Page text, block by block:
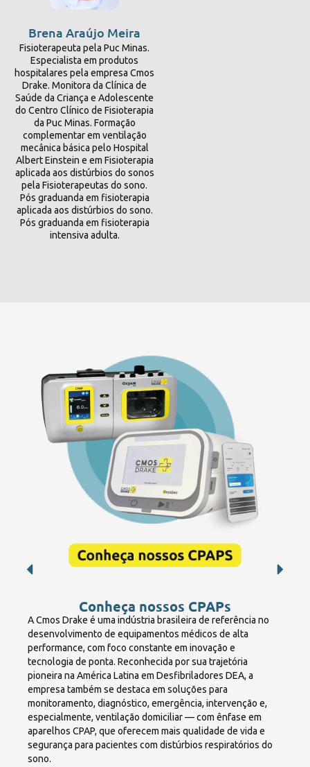
Brena Araújo Meira
Fisioterapeuta pela Puc Minas.
Especialista em produtos
hospitalares pela empresa Cmos
Drake. Monitora da Clínica de
Saúde da Criança e Adolescente
do Centro Clínico de Fisioterapia
da Puc Minas. Formação
complementar em ventilação
mecânica básica pelo Hospital
Albert Einstein e em Fisioterapia
aplicada aos distúrbios do sonos
pela Fisioterapeutas do sono.
Pós graduanda em fisioterapia
aplicada aos distúrbios do sono.
Pós graduanda em fisioterapia
intensiva adulta.
Conheça nossos CPAPs
A Cmos Drake é uma indústria brasileira de referência no
desenvolvimento de equipamentos médicos de alta
performance, com foco constante em inovação e
tecnologia de ponta. Reconhecida por sua trajetória
pioneira na América Latina em Desfibriladores DEA, a
empresa também se destaca em soluções para
monitoramento, diagnóstico, emergência, intervenção e,
especialmente, ventilação domiciliar — com ênfase em
aparelhos CPAP, que oferecem mais qualidade de vida e
segurança para pacientes com distúrbios respiratórios do
sono.